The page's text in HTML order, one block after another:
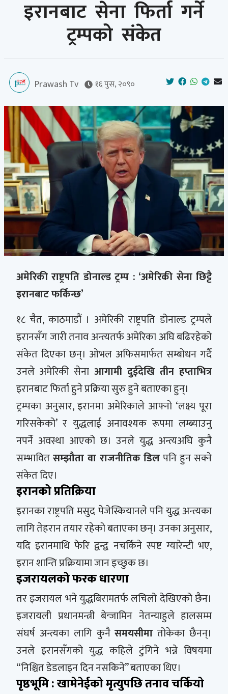
इरानबाट सेना फिर्ता गर्ने
ट्रम्पको संकेत
Prawash Tv १६ पुस, २०९०
अमेरिकी राष्ट्रपति डोनाल्ड ट्रम्प : ‘अमेरिकी सेना छिट्टै
इरानबाट फर्किन्छ’
१८ चैत, काठमाडौं । अमेरिकी राष्ट्रपति डोनाल्ड ट्रम्पले
इरानसँग जारी तनाव अन्त्यतर्फ अमेरिका अघि बढिरहेको
संकेत दिएका छन्। ओभल अफिसमार्फत सम्बोधन गर्दै
उनले अमेरिकी सेना आगामी दुईदेखि तीन हप्ताभित्र
इरानबाट फिर्ता हुने प्रक्रिया सुरु हुने बताएका हुन्।
ट्रम्पका अनुसार, इरानमा अमेरिकाले आफ्नो ‘लक्ष्य पूरा
गरिसकेको’ र युद्धलाई अनावश्यक रूपमा लम्ब्याउनु
नपर्ने अवस्था आएको छ। उनले युद्ध अन्त्यअघि कुनै
सम्भावितसम्झौता वा राजनीतिक डिलपनि हुन सक्ने
संकेत दिए।
इरानको प्रतिक्रिया
इरानका राष्ट्रपति मसुद पेजेस्कियानले पनि युद्ध अन्त्यका
लागि तेहरान तयार रहेको बताएका छन्। उनका अनुसार,
यदि इरानमाथि फेरि द्वन्द्व नचर्किने स्पष्ट ग्यारेन्टी भए,
इरान शान्ति प्रक्रियामा जान इच्छुक छ।
इजरायलको फरक धारणा
तर इजरायल भने युद्धबिरामतर्फ लचिलो देखिएको छैन।
इजरायली प्रधानमन्त्री बेन्जामिन नेतन्याहुले हालसम्म
संघर्ष अन्त्यका लागि कुनैसमयसीमा तोकेका छैनन्।
उनले इरानसँगको युद्ध कहिले टुंगिने भन्ने विषयमा
“निश्चित डेडलाइन दिन नसकिने” बताएका थिए।
पृष्ठभूमि : खामेनेईको मृत्युपछि तनाव चर्कियो